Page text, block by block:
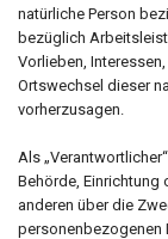
natürliche Person
bezüglich
Vorlieben,
Ortswechsel dieser
vorherzusagen.
Als
Behörde, Einrichtung
anderen über die
personenbezogenen